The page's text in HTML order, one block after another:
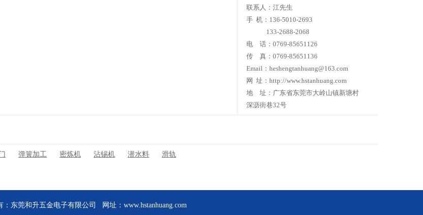
联系人：江先生
手 机：136-5010-2693
133-2688-2068
电 话：0769-85651126
传 真：0769-85651136
Email：heshengtanhuang@163.com
网 址：http://www.hstanhuang.com
地 址：广东省东莞市大岭山镇新塘村
深沥街巷32号
弹簧加工 密炼机 沾锡机 潜水料 滑轨
：东莞和升五金电子有限公司 网址： www.hstanhuang.com